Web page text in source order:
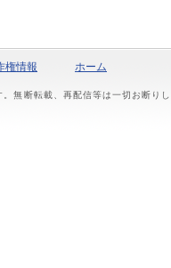
権情報 ホーム
無断転載、再配信等は一切お断りし